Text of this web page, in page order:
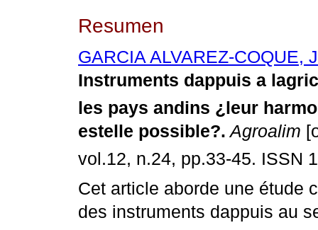
Resumen
GARCIA ALVAREZ-COQUE,
Instruments dappuis a
les pays andins ¿leur
estelle possible?. Agroalim
vol.12, n.24, pp.33-45. ISSN
Cet article aborde une étude
des instruments dappuis au